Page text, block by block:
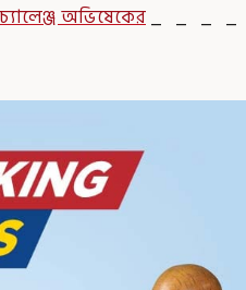
অভিষেকের_ _ _